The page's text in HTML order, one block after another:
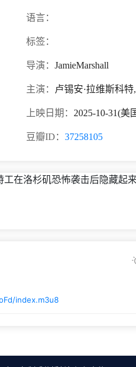
语言：
标签：
导演： JamieMarshall
主演： 卢锡安·拉维斯科
上映日期： 2025-10-31(美
豆瓣ID： 37258105
工在洛杉矶恐怖袭击后隐藏起
index.m3u8